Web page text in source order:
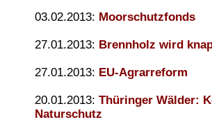
03.02.2013: Moorschutzfonds
27.01.2013: Brennholz wird
27.01.2013: EU-Agrarreform
20.01.2013: Thüringer Wälder:
Naturschutz